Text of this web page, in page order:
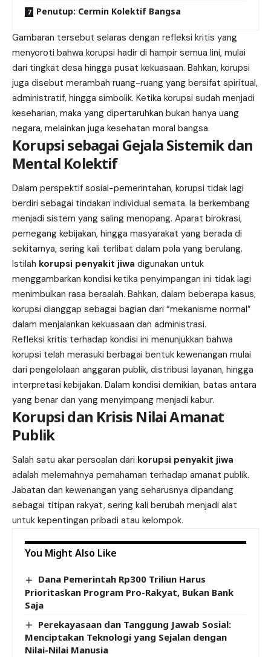
Penutup: Cermin Kolektif Bangsa
Gambaran tersebut selaras dengan refleksi kritis yang
menyoroti bahwa korupsi hadir di hampir semua lini, mulai
dari tingkat desa hingga pusat kekuasaan. Bahkan, korupsi
juga disebut merambah ruang-ruang yang bersifat spiritual,
administratif, hingga simbolik. Ketika korupsi sudah menjadi
keseharian, maka yang dipertaruhkan bukan hanya uang
negara, melainkan juga kesehatan moral bangsa.
Korupsi sebagai Gejala Sistemik dan
Mental Kolektif
Dalam perspektif sosial-pemerintahan, korupsi tidak lagi
berdiri sebagai tindakan individual semata. Ia berkembang
menjadi sistem yang saling menopang. Aparat birokrasi,
pemegang kebijakan, hingga masyarakat yang berada di
sekitarnya, sering kali terlibat dalam pola yang berulang.
Istilah korupsi penyakit jiwa digunakan untuk
menggambarkan kondisi ketika penyimpangan ini tidak lagi
menimbulkan rasa bersalah. Bahkan, dalam beberapa kasus,
korupsi dianggap sebagai bagian dari “mekanisme normal”
dalam menjalankan kekuasaan dan administrasi.
Refleksi kritis terhadap kondisi ini menunjukkan bahwa
korupsi telah merasuki berbagai bentuk kewenangan mulai
dari pengelolaan anggaran publik, distribusi layanan, hingga
interpretasi kebijakan. Dalam kondisi demikian, batas antara
yang benar dan yang menyimpang menjadi kabur.
Korupsi dan Krisis Nilai Amanat
Publik
Salah satu akar persoalan dari korupsi penyakit jiwa
adalah melemahnya pemahaman terhadap amanat publik.
Jabatan dan kewenangan yang seharusnya dipandang
sebagai titipan rakyat, sering kali berubah menjadi alat
untuk kepentingan pribadi atau kelompok.
You Might Also Like
Dana Pemerintah Rp300 Triliun Harus
Prioritaskan Program Pro-Rakyat, Bukan Bank
Saja
Perekayasaan dan Tanggung Jawab Sosial:
Menciptakan Teknologi yang Sejalan dengan
Nilai-Nilai Manusia